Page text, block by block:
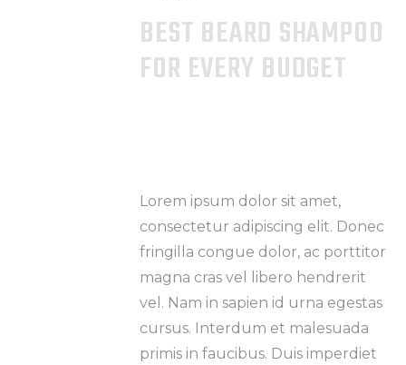
BEST BEARD SHAMPOO
FOR EVERY BUDGET
Lorem ipsum dolor sit amet,
consectetur adipiscing elit. Donec
fringilla congue dolor, ac porttitor
magna cras vel libero hendrerit
vel. Nam in sapien id urna egestas
cursus. Interdum et malesuada
primis in faucibus. Duis imperdiet